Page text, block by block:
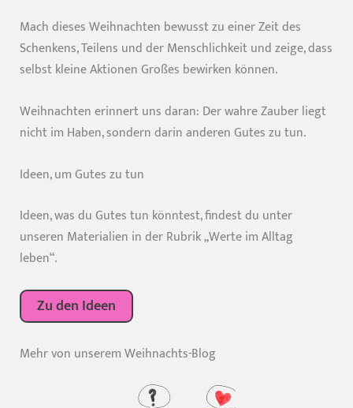
Mach dieses Weihnachten bewusst zu einer Zeit des
Schenkens, Teilens und der Menschlichkeit und zeige, dass
selbst kleine Aktionen Großes bewirken können.
Weihnachten erinnert uns daran: Der wahre Zauber liegt
nicht im Haben, sondern darin anderen Gutes zu tun.
Ideen, um Gutes zu tun
Ideen, was du Gutes tun könntest, findest du unter
unseren Materialien in der Rubrik „Werte im Alltag
leben“.
Zu den Ideen
Mehr von unserem Weihnachts-Blog